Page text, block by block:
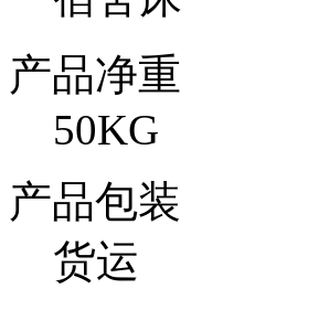
产品净重
50KG
产品包装
货运